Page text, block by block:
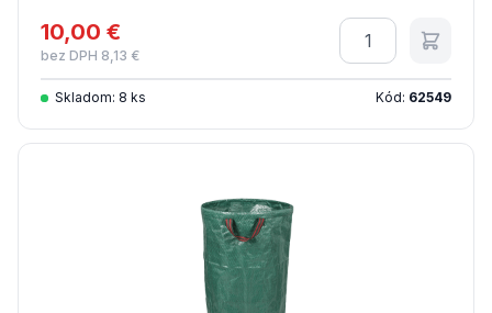
10,00 €
bez DPH 8,13 €
Množstvo
Skladom: 8 ks Kód: 62549